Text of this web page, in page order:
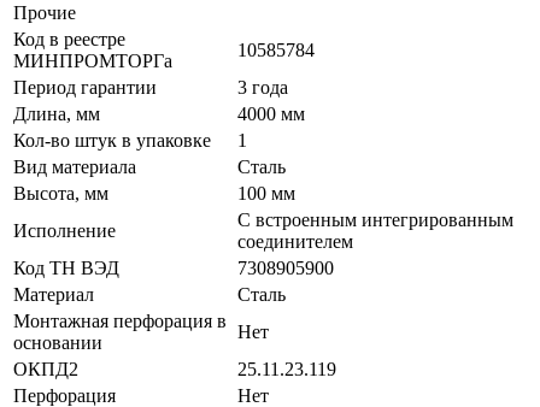
Прочие
Код в реестре
МИНПРОМТОРГа
10585784
Период гарантии
3 года
Длина, мм
4000 мм
Кол-во штук в упаковке
1
Вид материала
Сталь
Высота, мм
100 мм
Исполнение
С встроенным интегрированным
соединителем
Код ТН ВЭД
7308905900
Материал
Сталь
Монтажная перфорация в
основании
Нет
ОКПД2
25.11.23.119
Перфорация
Нет